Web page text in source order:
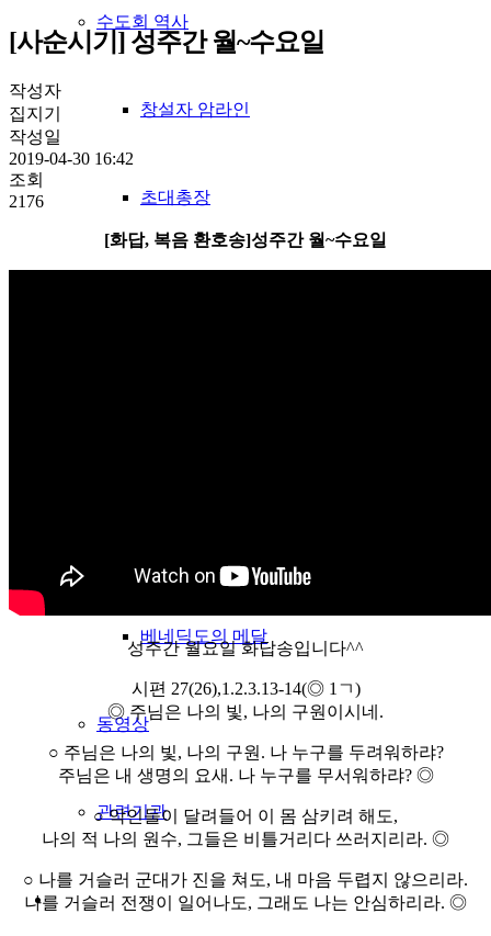
수도회 역사
창설자 암라인
초대총장
베네딕도의 메달
동영상
관련기관
[사순시기] 성주간 월~수요일
작성자
집지기
작성일
2019-04-30 16:42
조회
2176
[화답, 복음 환호송]성주간 월~수요일
성주간 월요일 화답송입니다^^
시편 27(26),1.2.3.13-14(◎ 1ㄱ)
◎ 주님은 나의 빛, 나의 구원이시네.
○ 주님은 나의 빛, 나의 구원. 나 누구를 두려워하랴?
주님은 내 생명의 요새. 나 누구를 무서워하랴? ◎
○ 악인들이 달려들어 이 몸 삼키려 해도,
나의 적 나의 원수, 그들은 비틀거리다 쓰러지리라. ◎
○ 나를 거슬러 군대가 진을 쳐도, 내 마음 두렵지 않으리라.
나를 거슬러 전쟁이 일어나도, 그래도 나는 안심하리라. ◎